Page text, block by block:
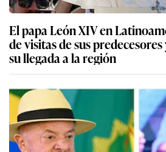
El papa León XIV en
de visitas de sus
su llegada a la región